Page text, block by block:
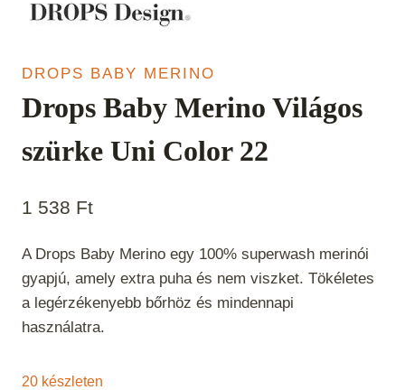
DROPS BABY MERINO
Drops Baby Merino Világos
szürke Uni Color 22
1 538 Ft
A Drops Baby Merino egy 100% superwash merinói
gyapjú, amely extra puha és nem viszket. Tökéletes
a legérzékenyebb bőrhöz és mindennapi
használatra.
20 készleten